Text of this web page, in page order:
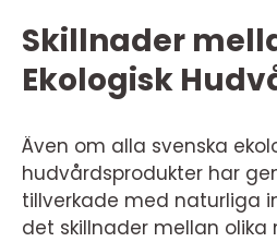
Skillnader
Ekologisk
Även om alla svenska
hudvårdsprodukter har
tillverkade med naturliga
det skillnader mellan olika